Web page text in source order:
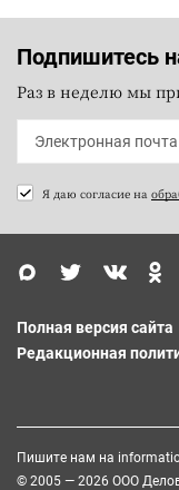
Подпишитесь
Раз в неделю мы
Я даю согласие на
Полная версия сайта
Редакционная
Пишите нам на
© 2005 — 2026 ООО